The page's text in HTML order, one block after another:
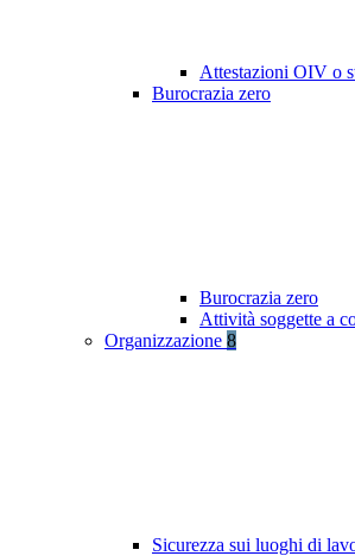
Attestazioni OIV o
Burocrazia zero
Burocrazia zero
Attività soggette a
Organizzazione 8
Sicurezza sui luoghi di